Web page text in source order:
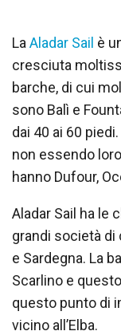
LaAladar Sail è
cresciuta
barche, di cui
sono Balì e
dai 40 ai 60
non essendo
hanno Dufour,
Aladar Sail ha le
grandi società di
e Sardegna. La
Scarlino e
questo punto di
vicino all’Elba.